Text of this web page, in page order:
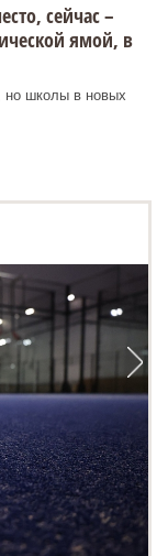
сейчас –
ямой, в
но школы в новых